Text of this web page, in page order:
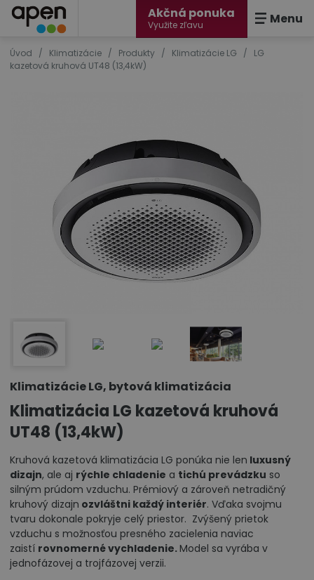
Akčná ponuka
Využite zľavu Menu
Úvod / Klimatizácie / Produkty / Klimatizácie LG /
LG
kazetová kruhová UT48 (13,4kW)
Klimatizácie LG, bytová klimatizácia
Klimatizácia LG kazetová kruhová
UT48 (13,4kW)
Kruhová kazetová klimatizácia LG ponúka nie len luxusný
dizajn, ale aj rýchle chladenie a tichú prevádzku so
silným prúdom vzduchu. Prémiový a zároveň netradičný
kruhový dizajn ozvláštni každý interiér. Vďaka svojmu
tvaru dokonale pokryje celý priestor. Zvýšený prietok
vzduchu s možnosťou presného zacielenia naviac
zaistí rovnomerné vychladenie.Model sa vyrába v
jednofázovej a trojfázovej verzii.